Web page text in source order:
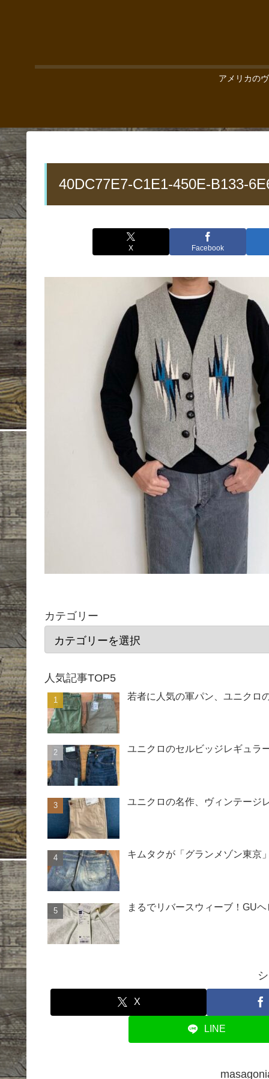
アメリカの
40DC77E7-C1E1-450E-B133-
X Facebook
カテゴリー
人気記事TOP5
若者に人気の軍パン、ユニクロ
ユニクロのセルビッジレギュラ
ユニクロの名作、ヴィンテージ
キムタクが「グランメゾン東京
まるでリバースウィーブ！GU
X
LINE